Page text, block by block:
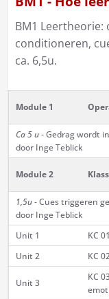
BM1
conditioneren,
ca. 6,5u.
Module 1
Ca 5 u- Gedrag wordt
door Inge Teblick
Module 2
1,5u -Cues triggeren
door Inge Teblick
Unit 1
KC
Unit 2
KC
Unit 3
KC